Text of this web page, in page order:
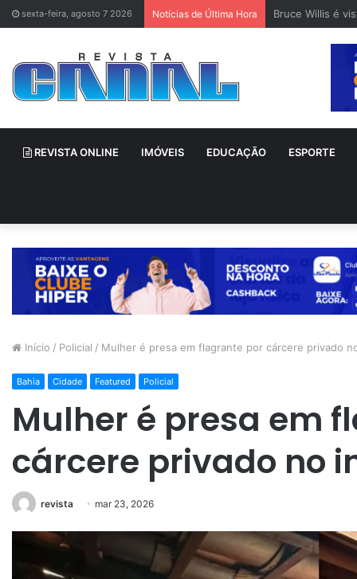
sexta-feira, agosto 7 2026 Notícias de Última Hora Bruce Willis é
REVISTA ONLINE IMÓVEIS EDUCAÇÃO ESPORTE
Início / Policial / Mulher é presa em flagrante por cárcere privado
Bahia Cidade Featured Policial
Mulher é presa em
cárcere privado no
revista mar 23, 2026